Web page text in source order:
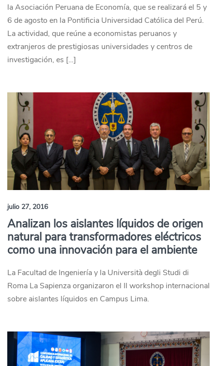
la Asociación Peruana de Economía, que se realizará el 5 y
6 de agosto en la Pontificia Universidad Católica del Perú.
La actividad, que reúne a economistas peruanos y
extranjeros de prestigiosas universidades y centros de
investigación, es […]
julio 27, 2016
Analizan los aislantes líquidos de origen
natural para transformadores eléctricos
como una innovación para el ambiente
La Facultad de Ingeniería y la Università degli Studi di
Roma La Sapienza organizaron el II workshop internacional
sobre aislantes líquidos en Campus Lima.